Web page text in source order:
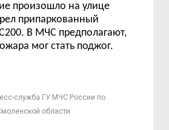
произошло на улице
припаркованный
В МЧС предполагают,
мог стать поджог.
служба ГУ МЧС России по
области